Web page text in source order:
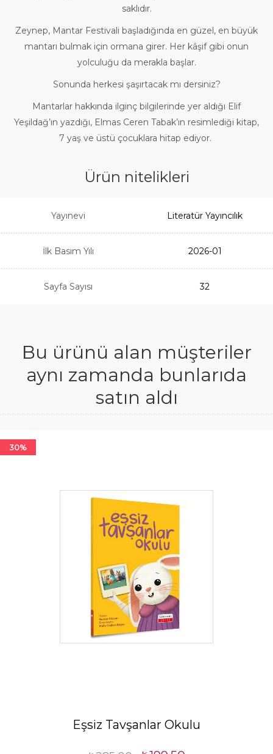
saklıdır.
Zeynep, Mantar Festivali başladığında en güzel, en büyük
mantarı bulmak için ormana girer. Her kâşif gibi onun
yolculuğu da merakla başlar.
Sonunda herkesi şaşırtacak mı dersiniz?
Mantarlar hakkında ilginç bilgilerinde yer aldığı Elif
Yeşildağ’ın yazdığı, Elmas Ceren Tabak’ın resimlediği kitap,
7 yaş ve üstü çocuklara hitap ediyor.
Ürün nitelikleri
Yayınevi Literatür Yayıncılık
İlk Basım Yılı 2026-01
Sayfa Sayısı 32
Bu ürünü alan müşteriler
aynı zamanda bunlarıda
satın aldı
30%
Eşsiz Tavşanlar Okulu